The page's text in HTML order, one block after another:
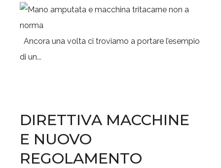
Ancora una volta ci troviamo a portare l’esempio
di un...
DIRETTIVA MACCHINE
E NUOVO
REGOLAMENTO